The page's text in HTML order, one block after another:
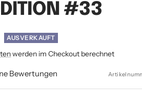
#33
AUSVERKAUFT
werden im Checkout berechnet
Bewertungen